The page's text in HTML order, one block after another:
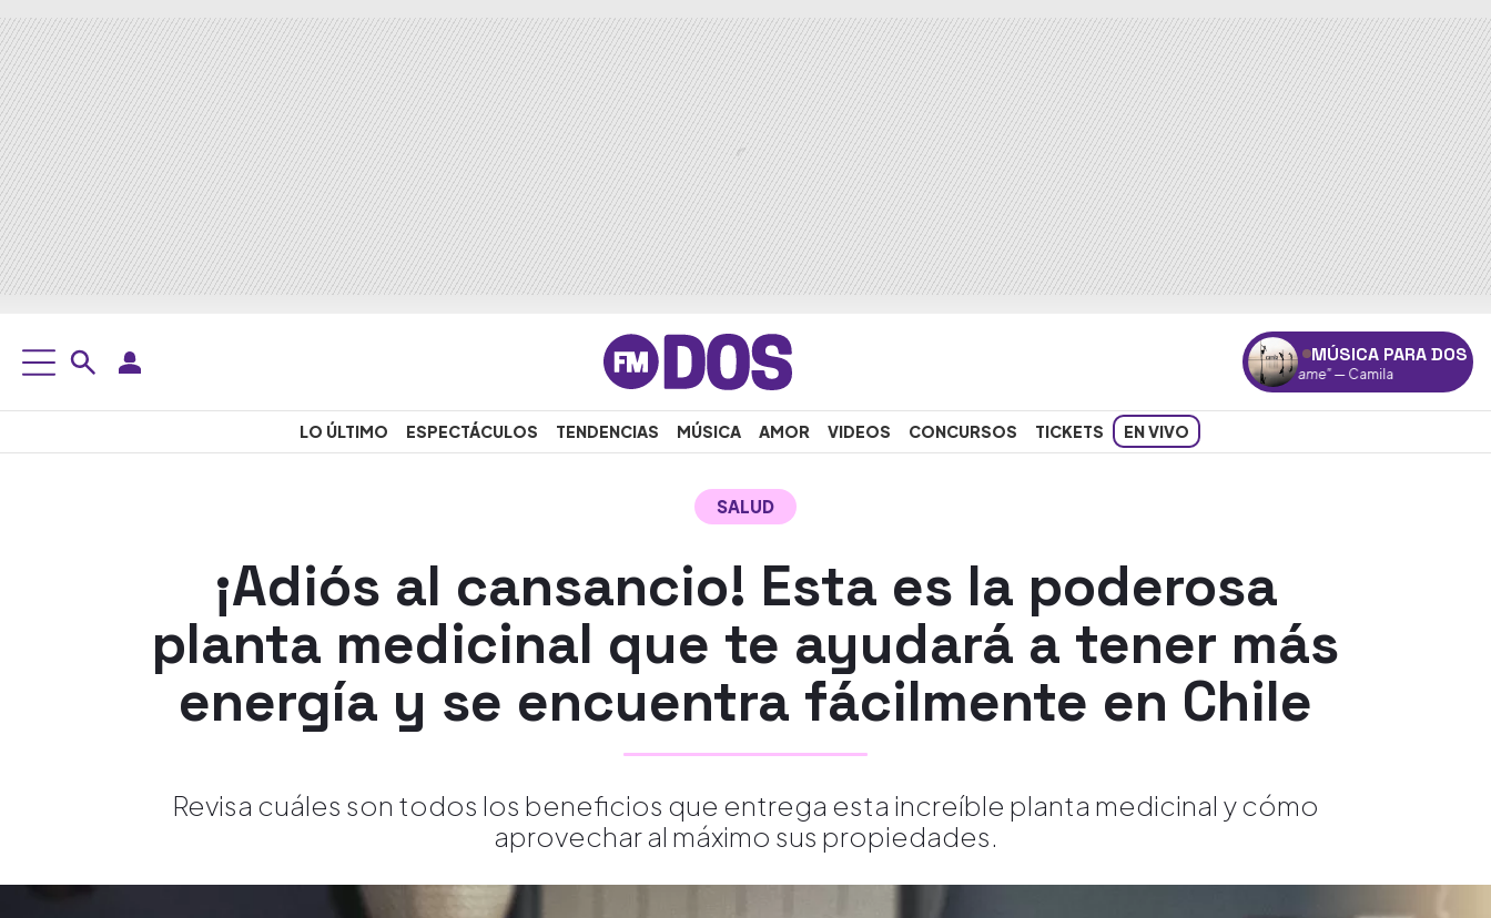
MÚSICA PARA DOS
"Bésame"— Camila
LO ÚLTIMO ESPECTÁCULOS TENDENCIAS MÚSICA AMOR VIDEOS CONCURSOS TICKETS EN VIVO
SALUD
¡Adiós al cansancio! Esta es la poderosa
planta medicinal que te ayudará a tener más
energía y se encuentra fácilmente en Chile
Revisa cuáles son todos los beneficios que entrega esta increíble planta medicinal y cómo
aprovechar al máximo sus propiedades.